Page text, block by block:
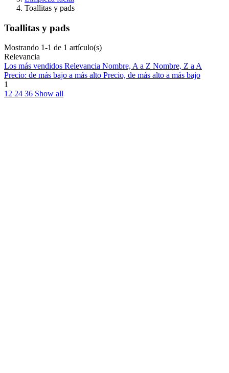
Toallitas y pads
Toallitas y pads
Mostrando 1-1 de 1 artículo(s)
Relevancia
Los más vendidos Relevancia Nombre, A a Z Nombre, Z a A
Precio: de más bajo a más alto Precio, de más alto a más bajo
1
12 24 36 Show all